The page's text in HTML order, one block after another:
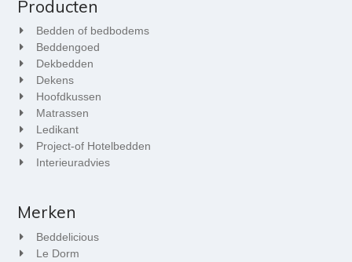
Producten
Bedden of bedbodems
Beddengoed
Dekbedden
Dekens
Hoofdkussen
Matrassen
Ledikant
Project-of Hotelbedden
Interieuradvies
Merken
Beddelicious
Le Dorm